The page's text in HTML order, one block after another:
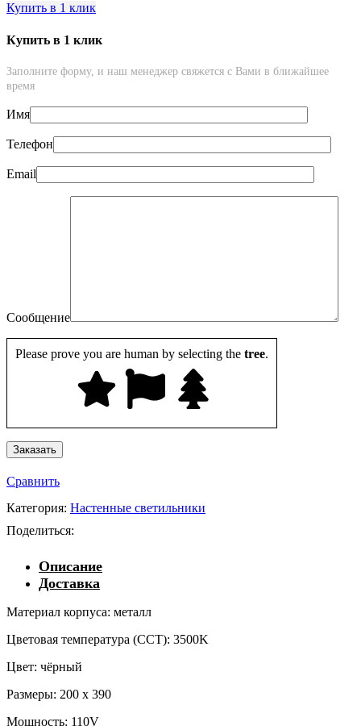
Купить в 1 клик
Купить в 1 клик
Заполните форму, и наш менеджер свяжется с Вами в ближайшее
время
Имя
Телефон
Email
Сообщение
Please prove you are human by selecting the tree.
Сравнить
Категория: Настенные светильники
Поделиться:
Описание
Доставка
Материал корпуса: металл
Цветовая температура (CCT): 3500K
Цвет: чёрный
Размеры: 200 x 390
Мощность: 110V